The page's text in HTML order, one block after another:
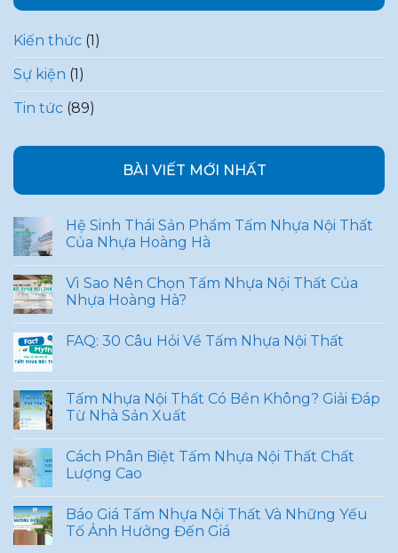
Kiến thức (1)
Sự kiện (1)
Tin tức (89)
BÀI VIẾT MỚI NHẤT
Hệ Sinh Thái Sản Phẩm Tấm Nhựa Nội Thất
Của Nhựa Hoàng Hà
Vì Sao Nên Chọn Tấm Nhựa Nội Thất Của
Nhựa Hoàng Hà?
FAQ: 30 Câu Hỏi Về Tấm Nhựa Nội Thất
Tấm Nhựa Nội Thất Có Bền Không? Giải Đáp
Từ Nhà Sản Xuất
Cách Phân Biệt Tấm Nhựa Nội Thất Chất
Lượng Cao
Báo Giá Tấm Nhựa Nội Thất Và Những Yếu
Tố Ảnh Hưởng Đến Giá